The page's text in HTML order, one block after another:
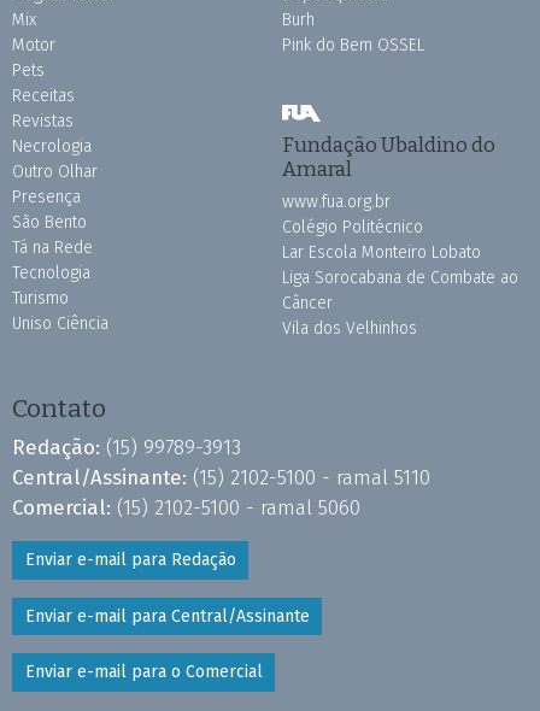
Mix
Motor
Pets
Receitas
Revistas
Necrologia
Outro Olhar
Presença
São Bento
Tá na Rede
Tecnologia
Turismo
Uniso Ciência
Burh
Pink do Bem OSSEL
Fundação Ubaldino do
Amaral
www.fua.org.br
Colégio Politécnico
Lar Escola Monteiro Lobato
Liga Sorocabana de Combate ao
Câncer
Vila dos Velhinhos
Contato
Redação: (15) 99789-3913
Central/Assinante: (15) 2102-5100 - ramal 5110
Comercial: (15) 2102-5100 - ramal 5060
Enviar e-mail para Redação
Enviar e-mail para Central/Assinante
Enviar e-mail para o Comercial